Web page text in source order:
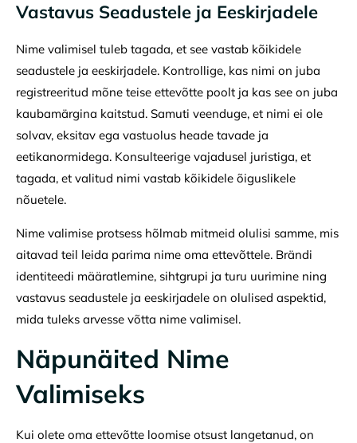
Vastavus Seadustele ja Eeskirjadele
Nime valimisel tuleb tagada, et see vastab kõikidele
seadustele ja eeskirjadele. Kontrollige, kas nimi on juba
registreeritud mõne teise ettevõtte poolt ja kas see on juba
kaubamärgina kaitstud. Samuti veenduge, et nimi ei ole
solvav, eksitav ega vastuolus heade tavade ja
eetikanormidega. Konsulteerige vajadusel juristiga, et
tagada, et valitud nimi vastab kõikidele õiguslikele
nõuetele.
Nime valimise protsess hõlmab mitmeid olulisi samme, mis
aitavad teil leida parima nime oma ettevõttele. Brändi
identiteedi määratlemine, sihtgrupi ja turu uurimine ning
vastavus seadustele ja eeskirjadele on olulised aspektid,
mida tuleks arvesse võtta nime valimisel.
Näpunäited Nime
Valimiseks
Kui olete oma ettevõtte loomise otsust langetanud, on